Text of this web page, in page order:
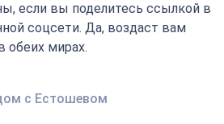
если вы поделитесь ссылкой в
соцсети. Да, воздаст вам
обеих мирах.
с Естошевом